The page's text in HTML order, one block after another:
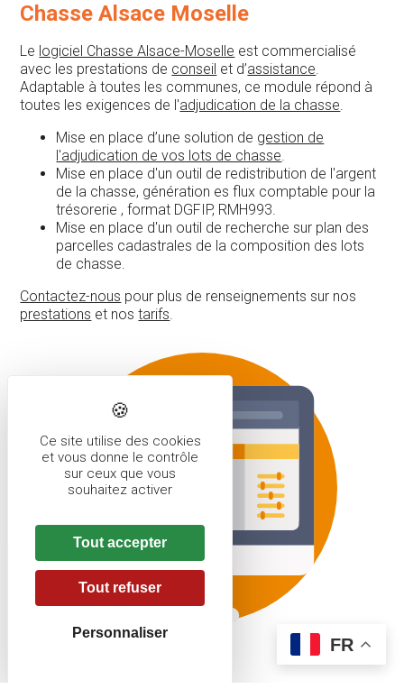
Chasse Alsace Moselle
Le logiciel Chasse Alsace-Moselle est commercialisé
avec les prestations de conseil et d’assistance.
Adaptable à toutes les communes, ce module répond à
toutes les exigences de l'adjudication de la chasse.
Mise en place d’une solution de gestion de
l'adjudication de vos lots de chasse.
Mise en place d'un outil de redistribution de l'argent
de la chasse, génération es flux comptable pour la
trésorerie , format DGFIP, RMH993.
Mise en place d'un outil de recherche sur plan des
parcelles cadastrales de la composition des lots
de chasse.
Contactez-nous pour plus de renseignements sur nos
prestations et nostarifs.
FR
Ce site utilise des cookies
et vous donne le contrôle
sur ceux que vous
souhaitez activer
Tout accepter
Tout refuser
Personnaliser